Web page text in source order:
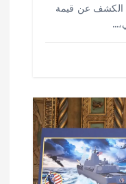
الكشف عن قيمة